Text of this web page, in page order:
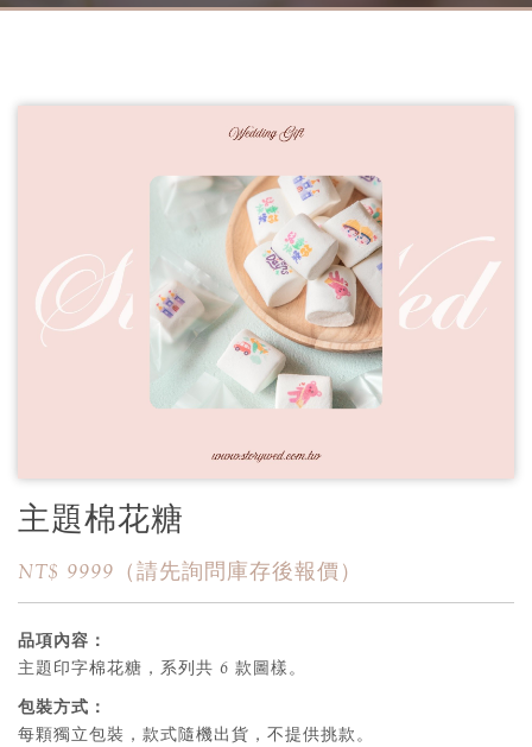
主題棉花糖
NT$ 9999（請先詢問庫存後報價）
品項內容：
主題印字棉花糖，系列共 6 款圖樣。
包裝方式：
每顆獨立包裝，款式隨機出貨，不提供挑款。